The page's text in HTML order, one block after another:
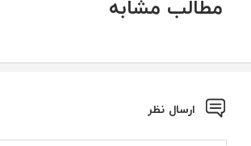
مطالب مشابه
ارسال نظر